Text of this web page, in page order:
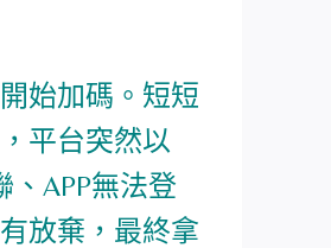
始加碼。短短
平台突然以
APP無法登
放棄，最終拿